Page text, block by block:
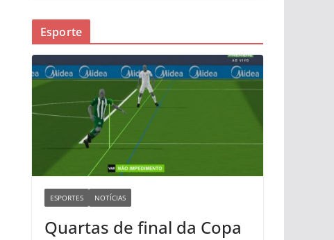
Esporte
ESPORTES NOTÍCIAS
Quartas de final da Copa